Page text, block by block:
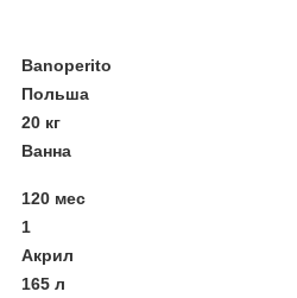
Banoperito
Польша
20 кг
Ванна
120 мес
1
Акрил
165 л